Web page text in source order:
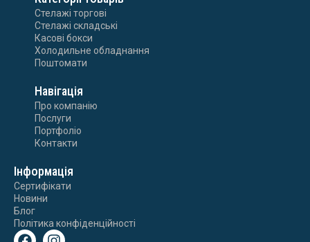
Стелажі торгові
Стелажі складські
Касові бокси
Холодильне обладнання
Поштомати
Навігація
Про компанію
Послуги
Портфоліо
Контакти
Інформація
Сертифікати
Новини
Блог
Політика конфіденційності